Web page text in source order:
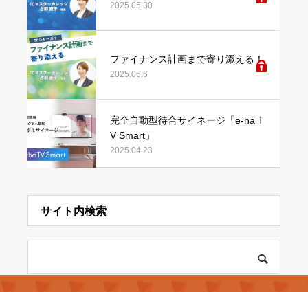
2025.05.30
ファイナンス計画まで寄り添える！
2025.06.6
完全自動型待合サイネージ「e-ha T
V Smart」
2025.04.23
サイト内検索